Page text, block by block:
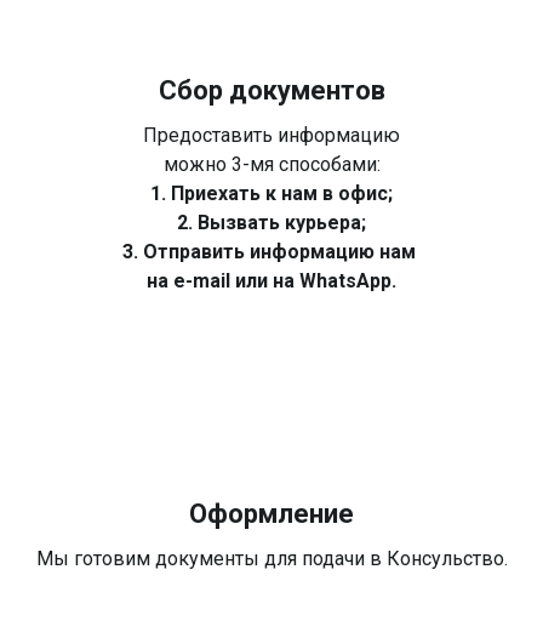
Сбор документов
Предоставить информацию
можно 3-мя способами:
1. Приехать к нам в офис;
2. Вызвать курьера;
3. Отправить информацию нам
на e-mail или на WhatsApp.
Оформление
Мы готовим документы для подачи в Консульство.